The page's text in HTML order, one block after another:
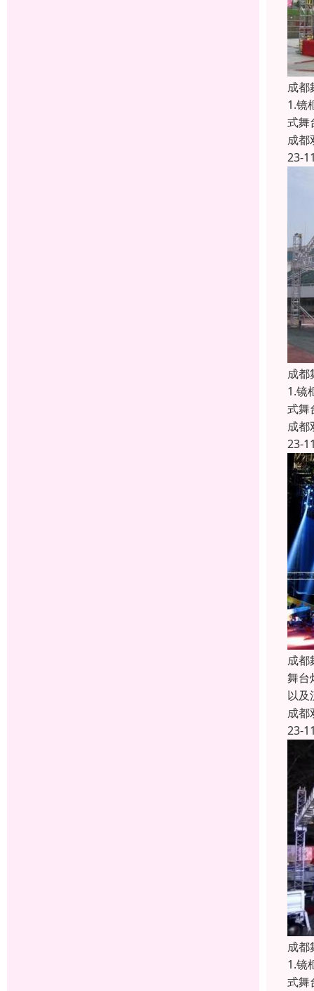
成都
1.镜
式舞
成都
23-
成都
1.镜
式舞
成都
23-
成都
舞台
以及
成都
23-
成都
1.镜
式舞